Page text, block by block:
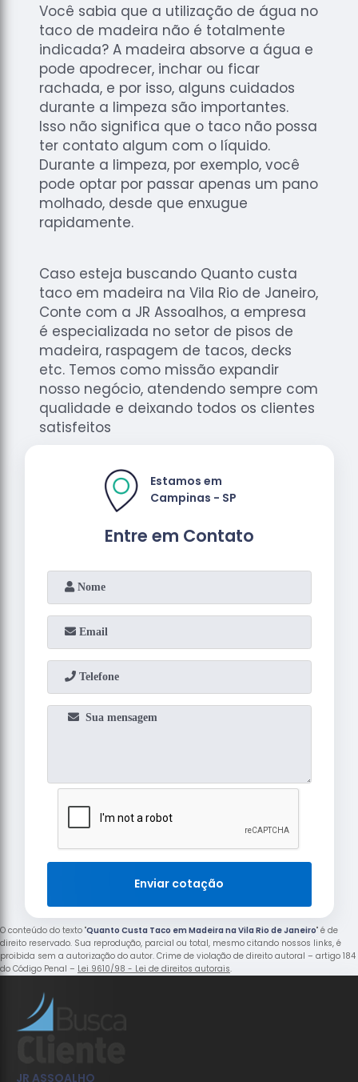
Você sabia que a utilização de água no
taco de madeira não é totalmente
indicada? A madeira absorve a água e
pode apodrecer, inchar ou ficar
rachada, e por isso, alguns cuidados
durante a limpeza são importantes.
Isso não significa que o taco não possa
ter contato algum com o líquido.
Durante a limpeza, por exemplo, você
pode optar por passar apenas um pano
molhado, desde que enxugue
rapidamente.
Caso esteja buscando Quanto custa
taco em madeira na Vila Rio de Janeiro,
Conte com a JR Assoalhos, a empresa
é especializada no setor de pisos de
madeira, raspagem de tacos, decks
etc. Temos como missão expandir
nosso negócio, atendendo sempre com
qualidade e deixando todos os clientes
satisfeitos
Entre em Contato
Estamos em
Campinas - SP
Enviar cotação
O conteúdo do texto "Quanto Custa Taco em Madeira na Vila Rio de Janeiro" é de
direito reservado. Sua reprodução, parcial ou total, mesmo citando nossos links, é
proibida sem a autorização do autor. Crime de violação de direito autoral – artigo 184
do Código Penal – Lei 9610/98 - Lei de direitos autorais.
JR ASSOALHO